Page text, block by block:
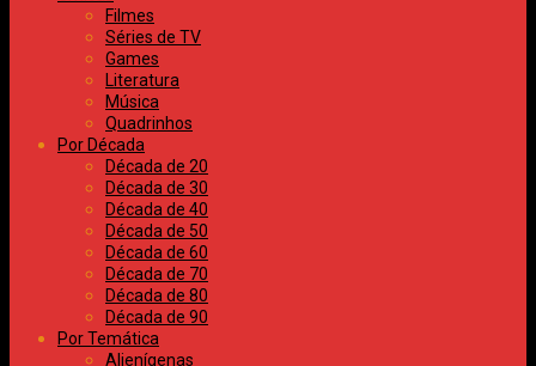
Filmes
Séries de TV
Games
Literatura
Música
Quadrinhos
Por Década
Década de 20
Década de 30
Década de 40
Década de 50
Década de 60
Década de 70
Década de 80
Década de 90
Por Temática
Alienígenas